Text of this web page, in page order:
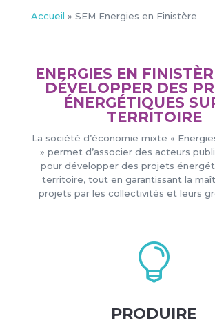
Accueil » SEM Energies en Finistère
ENERGIES EN
DÉVELOPPER DES
ÉNERGÉTIQUES
TERRITOIRE
La société d’économie mixte «
» permet d’associer des acteurs
pour développer des projets
territoire, tout en garantissant la
projets par les collectivités et leurs

PRODUIRE